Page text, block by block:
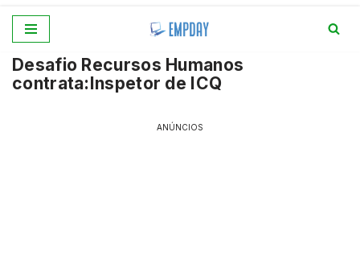
para
o
Desafio Recursos Humanos
contrata:Inspetor de ICQ
ANÚNCIOS